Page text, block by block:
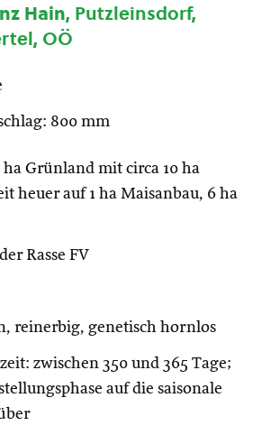
Hain, Putzleinsdorf,
OÖ
800 mm
ha Grünland mit circa 10 ha
heuer auf 1 ha Maisanbau, 6 ha
Rasse FV
reinerbig, genetisch hornlos
zwischen 350 und 365 Tage;
auf die saisonale